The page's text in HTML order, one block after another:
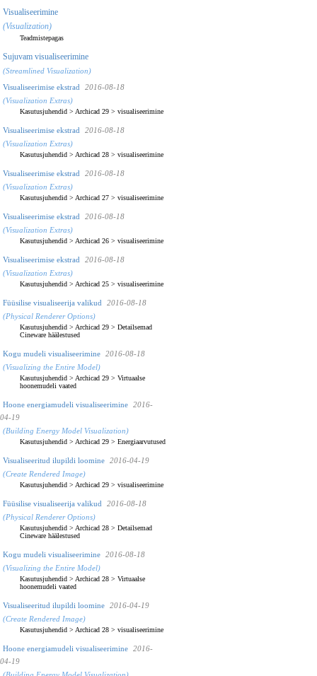
Visualiseerimine
(Visualization)
Teadmistepagas
Sujuvam visualiseerimine
(Streamlined Visualization)
Visualiseerimise ekstrad
2016-08-18
(Visualization Extras)
Kasutusjuhendid > Archicad 29 > visualiseerimine
Visualiseerimise ekstrad
2016-08-18
(Visualization Extras)
Kasutusjuhendid > Archicad 28 > visualiseerimine
Visualiseerimise ekstrad
2016-08-18
(Visualization Extras)
Kasutusjuhendid > Archicad 27 > visualiseerimine
Visualiseerimise ekstrad
2016-08-18
(Visualization Extras)
Kasutusjuhendid > Archicad 26 > visualiseerimine
Visualiseerimise ekstrad
2016-08-18
(Visualization Extras)
Kasutusjuhendid > Archicad 25 > visualiseerimine
Füüsilise visualiseerija valikud
2016-08-18
(Physical Renderer Options)
Kasutusjuhendid > Archicad 29 > Detailsemad
Cineware häälestused
Kogu mudeli visualiseerimine
2016-08-18
(Visualizing the Entire Model)
Kasutusjuhendid > Archicad 29 > Virtuaalse
hoonemudeli vaated
Hoone energiamudeli visualiseerimine
2016-
04-19
(Building Energy Model Visualization)
Kasutusjuhendid > Archicad 29 > Energiaarvutused
Visualiseeritud ilupildi loomine
2016-04-19
(Create Rendered Image)
Kasutusjuhendid > Archicad 29 > visualiseerimine
Füüsilise visualiseerija valikud
2016-08-18
(Physical Renderer Options)
Kasutusjuhendid > Archicad 28 > Detailsemad
Cineware häälestused
Kogu mudeli visualiseerimine
2016-08-18
(Visualizing the Entire Model)
Kasutusjuhendid > Archicad 28 > Virtuaalse
hoonemudeli vaated
Visualiseeritud ilupildi loomine
2016-04-19
(Create Rendered Image)
Kasutusjuhendid > Archicad 28 > visualiseerimine
Hoone energiamudeli visualiseerimine
2016-
04-19